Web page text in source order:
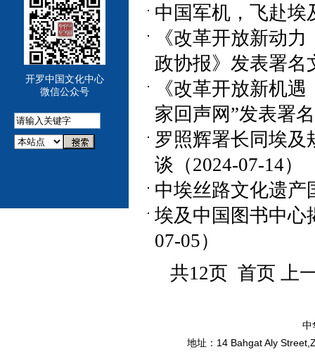
开罗中国文化中心
微信公众号
中国军机，飞赴埃
《改革开放新动
政协报》发表署名
《改革开放新机
家回声网”发表署
罗照辉署长同埃及
谈（2024-07-14）
中埃丝路文化遗产
埃及中国图书中心
07-05）
共12页 首页 上
中
地址： 14 Bahgat Aly